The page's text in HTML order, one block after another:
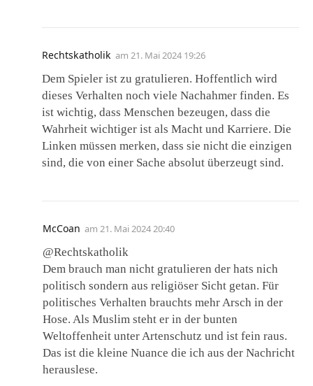
Rechtskatholik am 21. Mai 2024 19:26
Dem Spieler ist zu gratulieren. Hoffentlich wird
dieses Verhalten noch viele Nachahmer finden. Es
ist wichtig, dass Menschen bezeugen, dass die
Wahrheit wichtiger ist als Macht und Karriere. Die
Linken müssen merken, dass sie nicht die einzigen
sind, die von einer Sache absolut überzeugt sind.
McCoan am 21. Mai 2024 20:40
@Rechtskatholik
Dem brauch man nicht gratulieren der hats nich
politisch sondern aus religiöser Sicht getan. Für
politisches Verhalten brauchts mehr Arsch in der
Hose. Als Muslim steht er in der bunten
Weltoffenheit unter Artenschutz und ist fein raus.
Das ist die kleine Nuance die ich aus der Nachricht
herauslese.